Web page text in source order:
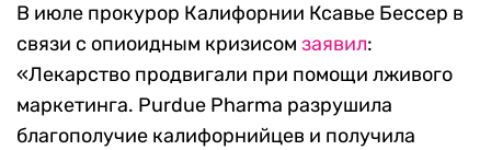
В июле прокурор Калифорнии Ксавье Бессер в
связи с опиоидным кризисом заявил:
«Лекарство продвигали при помощи лживого
маркетинга. Purdue Pharma разрушила
благополучие калифорнийцев и получила